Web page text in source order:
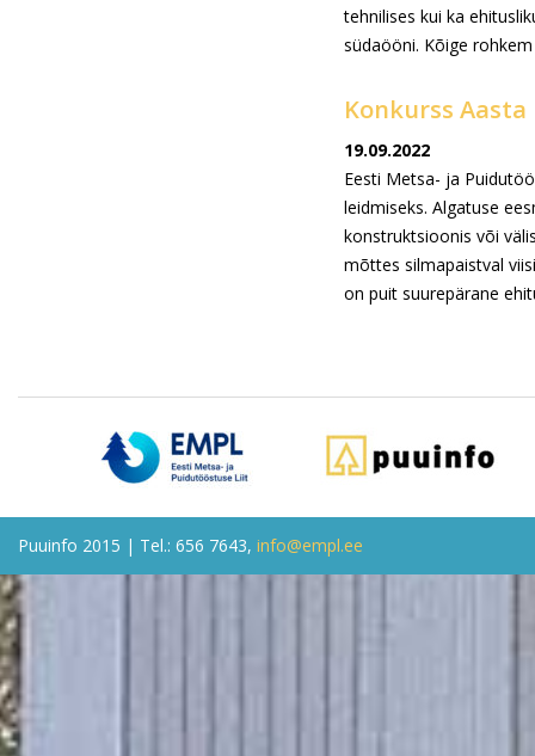
tehnilises kui ka
südaööni. Kõige
Konkurss
19.09.2022
Eesti Metsa- ja
leidmiseks. Algatuse
konstruktsioonis või
mõttes silmapaistval
on puit suurepärane
Puuinfo 2015 | Tel.: 656 7643, info@empl.ee